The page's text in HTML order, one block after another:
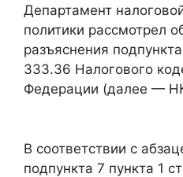
Департамент
политики рассмотрел
разъяснения
333.36 Налогового
Федерации (далее —
В соответствии с
подпункта 7 пункта 1